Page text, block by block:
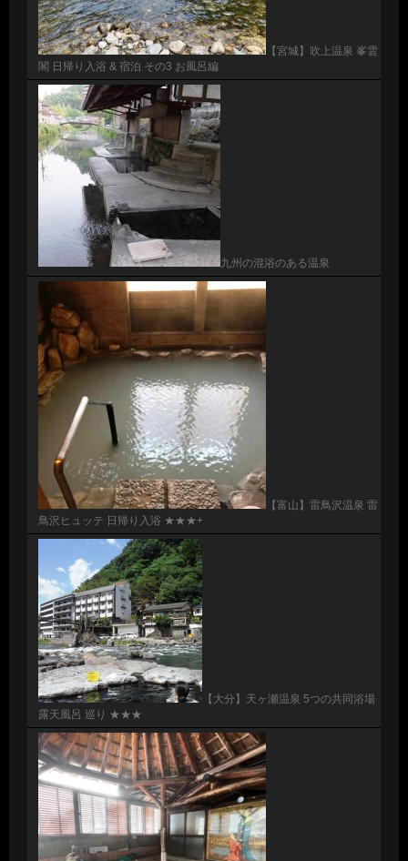
【宮城】吹上温泉 峯雲
閣 日帰り入浴 & 宿泊 その3 お風呂編
九州の混浴のある温泉
【富山】雷鳥沢温泉 雷
鳥沢ヒュッテ 日帰り入浴 ★★★+
【大分】天ヶ瀬温泉 5つの共同浴場
露天風呂 巡り ★★★